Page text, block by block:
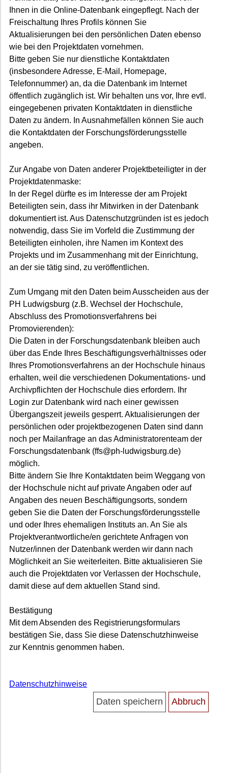
Ihnen in die Online-Datenbank eingepflegt. Nach der
Freischaltung Ihres Profils können Sie
Aktualisierungen bei den persönlichen Daten ebenso
wie bei den Projektdaten vornehmen.
Bitte geben Sie nur dienstliche Kontaktdaten
(insbesondere Adresse, E-Mail, Homepage,
Telefonnummer) an, da die Datenbank im Internet
öffentlich zugänglich ist. Wir behalten uns vor, Ihre evtl.
eingegebenen privaten Kontaktdaten in dienstliche
Daten zu ändern. In Ausnahmefällen können Sie auch
die Kontaktdaten der Forschungsförderungsstelle
angeben.
Zur Angabe von Daten anderer Projektbeteiligter in der
Projektdatenmaske:
In der Regel dürfte es im Interesse der am Projekt
Beteiligten sein, dass ihr Mitwirken in der Datenbank
dokumentiert ist. Aus Datenschutzgründen ist es jedoch
notwendig, dass Sie im Vorfeld die Zustimmung der
Beteiligten einholen, ihre Namen im Kontext des
Projekts und im Zusammenhang mit der Einrichtung,
an der sie tätig sind, zu veröffentlichen.
Zum Umgang mit den Daten beim Ausscheiden aus der
PH Ludwigsburg (z.B. Wechsel der Hochschule,
Abschluss des Promotionsverfahrens bei
Promovierenden):
Die Daten in der Forschungsdatenbank bleiben auch
über das Ende Ihres Beschäftigungsverhältnisses oder
Ihres Promotionsverfahrens an der Hochschule hinaus
erhalten, weil die verschiedenen Dokumentations- und
Archivpflichten der Hochschule dies erfordern. Ihr
Login zur Datenbank wird nach einer gewissen
Übergangszeit jeweils gesperrt. Aktualisierungen der
persönlichen oder projektbezogenen Daten sind dann
noch per Mailanfrage an das Administratorenteam der
Forschungsdatenbank (ffs@ph-ludwigsburg.de)
möglich.
Bitte ändern Sie Ihre Kontaktdaten beim Weggang von
der Hochschule nicht auf private Angaben oder auf
Angaben des neuen Beschäftigungsorts, sondern
geben Sie die Daten der Forschungsförderungsstelle
und oder Ihres ehemaligen Instituts an. An Sie als
Projektverantwortliche/en gerichtete Anfragen von
Nutzer/innen der Datenbank werden wir dann nach
Möglichkeit an Sie weiterleiten. Bitte aktualisieren Sie
auch die Projektdaten vor Verlassen der Hochschule,
damit diese auf dem aktuellen Stand sind.
Bestätigung
Mit dem Absenden des Registrierungsformulars
bestätigen Sie, dass Sie diese Datenschutzhinweise
zur Kenntnis genommen haben.
Datenschutzhinweise